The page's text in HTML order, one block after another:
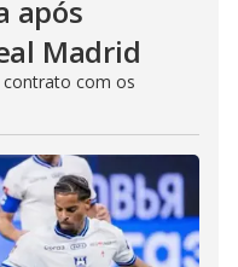
após
Madrid
com os